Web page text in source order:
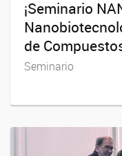
¡Seminario
de
Seminario